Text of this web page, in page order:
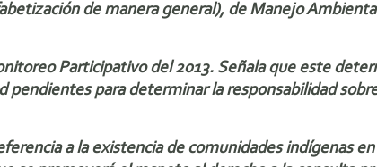
de manera general), de Manejo
Participativo del 2013. Señala que este
para determinar la responsabilidad
a la existencia de comunidades indígenas